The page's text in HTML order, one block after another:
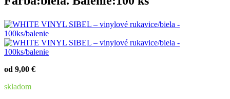
od 9,00 €
skladom